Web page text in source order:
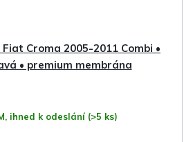
Croma 2005-2011 Combi •
• premium membrána
ihned k odeslání (>5 ks)